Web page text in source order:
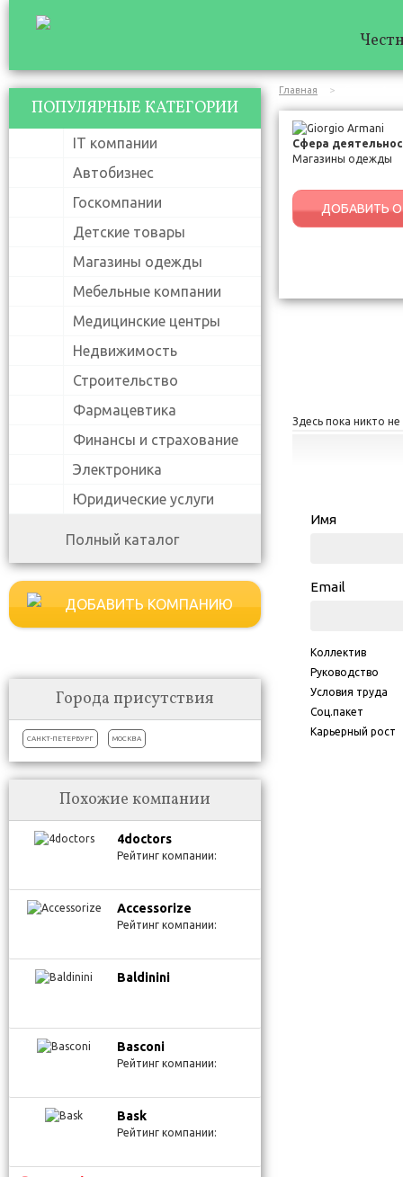
ПОПУЛЯРНЫЕ КАТЕГОРИИ
IT компании
Автобизнес
Госкомпании
Детские товары
Магазины одежды
Мебельные компании
Медицинские центры
Недвижимость
Строительство
Фармацевтика
Финансы и страхование
Электроника
Юридические услуги
Полный каталог
ДОБАВИТЬ КОМПАНИЮ
Города присутствия
САНКТ-ПЕТЕРБУРГ МОСКВА
Похожие компании
4doctors
Рейтинг компании:
Accessorize
Рейтинг компании:
Baldinini
Basconi
Рейтинг компании:
Bask
Рейтинг компании:
Главная
Сфера
Магазины одежды
ДОБАВИТЬ
Здесь пока никто
Имя
Email
Коллектив
Руководство
Условия труда
Соц.пакет
Карьерный рост